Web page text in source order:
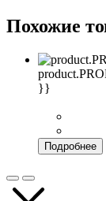
Похожие
}}
Подробнее